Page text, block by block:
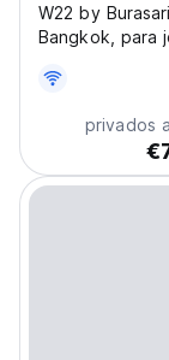
W22 by
Bangkok, para
privados